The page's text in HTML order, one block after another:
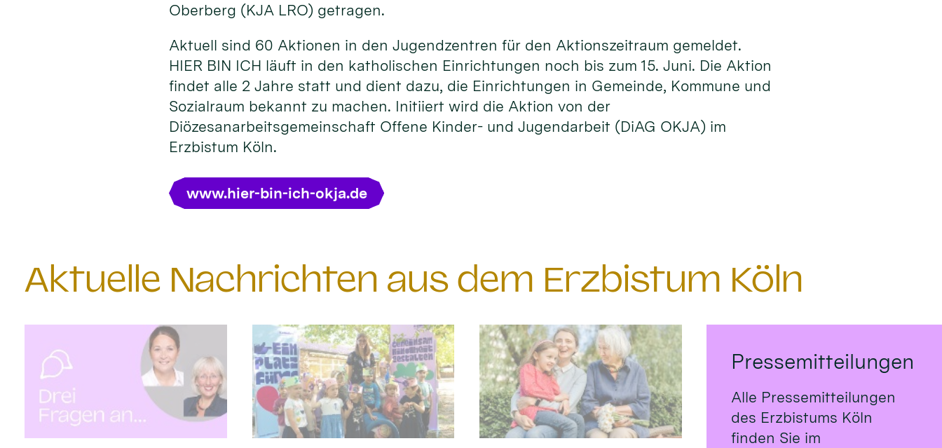
Oberberg (KJA LRO) getragen.
Aktuell sind 60 Aktionen in den Jugendzentren für den Aktionszeitraum gemeldet.
HIER BIN ICH läuft in den katholischen Einrichtungen noch bis zum 15. Juni. Die Aktion
findet alle 2 Jahre statt und dient dazu, die Einrichtungen in Gemeinde, Kommune und
Sozialraum bekannt zu machen. Initiiert wird die Aktion von der
Diözesanarbeitsgemeinschaft Offene Kinder- und Jugendarbeit (DiAG OKJA) im
Erzbistum Köln.
www.hier-bin-ich-okja.de
Aktuelle Nachrichten aus dem Erzbistum Köln
Pressemitteilungen
Alle Pressemitteilungen
des Erzbistums Köln
finden Sie im